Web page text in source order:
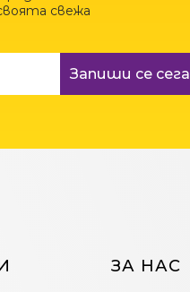
свежа
Запиши се сега
ЗА НАС